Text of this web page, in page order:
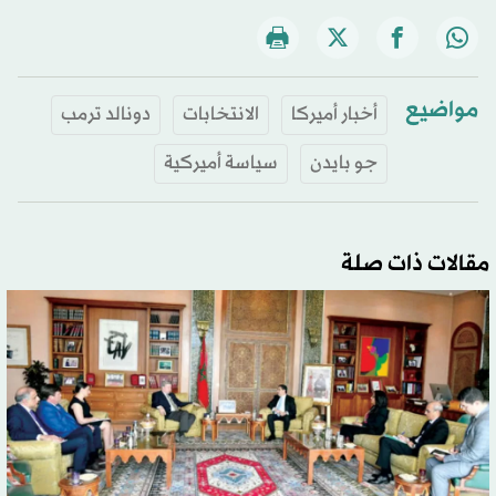
مواضيع أخبار أميركا الانتخابات
دونالد ترمب
جو بايدن
سياسة أميركية
مقالات ذات صلة